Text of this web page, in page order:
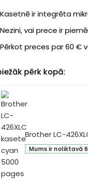
Kasetnē ir integrēta
Nezini, vai prece ir
Pērkot preces par 60 €
pērk kopā:
Brother LC-
Mums ir noliktavā